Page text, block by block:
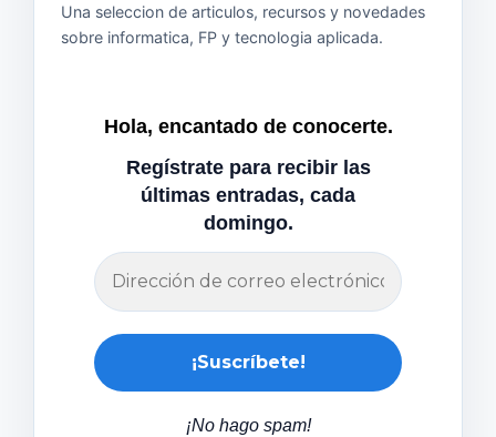
Una seleccion de articulos, recursos y novedades
sobre informatica, FP y tecnologia aplicada.
Hola, encantado de conocerte.
Regístrate para recibir las
últimas entradas, cada
domingo.
¡No hago spam!